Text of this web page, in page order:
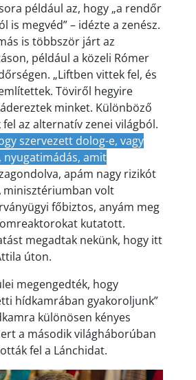
például az, hogy „a rendőr
is megvéd” – idézte a zenész.
is többször járt az
például a közeli Rómer
„Liftben vittek fel, és
Töviről hegyire
minket. Különböző
az alternatív zenei világból.
szervezett dolog-e, vagy
amit
apám nagy rizikót
minisztériumban volt
főbiztos, anyám meg
kutatott.
megadtak nekünk, hogy itt
úton.
megengedték, hogy
hídkamrában gyakoroljunk”
különösen kényes
a második világháborúban
fel a Lánchidat.